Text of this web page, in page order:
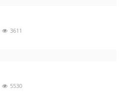
3611
5530